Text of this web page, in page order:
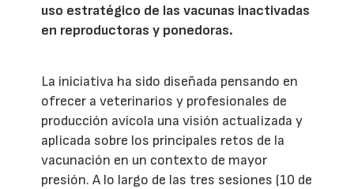
uso estratégico de las vacunas inactivadas
en reproductoras y ponedoras.
La iniciativa ha sido diseñada pensando en
ofrecer a veterinarios y profesionales de
producción avícola una visión actualizada y
aplicada sobre los principales retos de la
vacunación en un contexto de mayor
presión. A lo largo de las tres sesiones (10 de